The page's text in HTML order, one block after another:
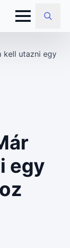
Search
kell utazni egy
egy